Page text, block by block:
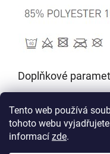
Tento web používá
tohoto webu
informací zde.
Doplňkové
EAN : —